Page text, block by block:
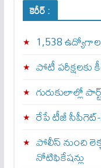
కెరీర్ :
1,538
పోటీ పరీక్షలకు
గురుకులాల్లో
రేపే టీజీ
పోలీస్ నుంచి
నోటిఫికేషన్లు